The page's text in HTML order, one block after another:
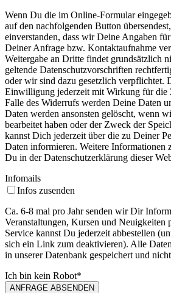
Wenn Du die im Online-Formular
auf den nachfolgenden Button
einverstanden, dass wir Deine Angaben
Deiner Anfrage bzw. Kontaktaufnahme
Weitergabe an Dritte findet grundsätzlich
geltende Datenschutzvorschriften
oder wir sind dazu gesetzlich verpflichtet.
Einwilligung jederzeit mit Wirkung für
Falle des Widerrufs werden Deine Daten
Daten werden ansonsten gelöscht, wenn
bearbeitet haben oder der Zweck der
kannst Dich jederzeit über die zu Deiner
Daten informieren. Weitere Informationen
Du in der Datenschutzerklärung dieser
Infomails
Infos zusenden
Ca. 6-8 mal pro Jahr senden wir Dir
Veranstaltungen, Kursen und Neuigkeiten
Service kannst Du jederzeit abbestellen
sich ein Link zum deaktivieren). Alle
in unserer Datenbank gespeichert und
Ich bin kein Robot*
ANFRAGE ABSENDEN